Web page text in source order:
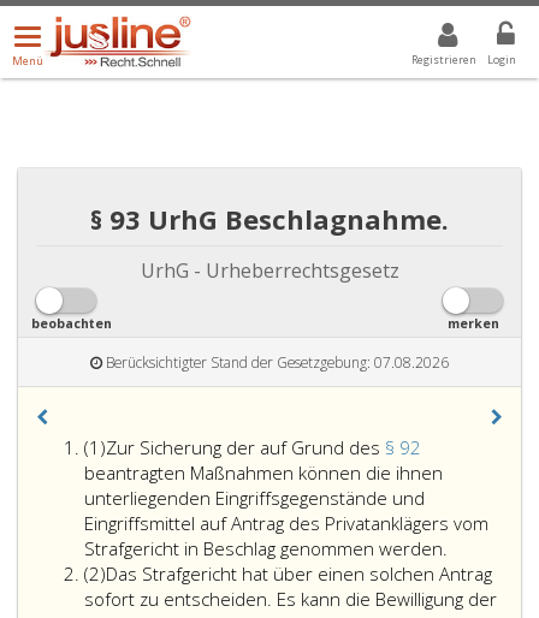
Registrieren Login
Menü
öffnen/schließen
Menü
ALLE DROPDOWN: GEWÄHLTER WERT IST ALLE
§ 93 UrhG Beschlagnahme.
UrhG - Urheberrechtsgesetz
beobachten merken
Berücksichtigter Stand der Gesetzgebung: 07.08.2026
(1)Absatz
eins
Zur Sicherung der auf Grund des § 92
beantragten Maßnahmen können die ihnen
unterliegenden Eingriffsgegenstände und
Eingriffsmittel auf Antrag des Privatanklägers vom
Strafgericht in Beschlag genommen werden.
Sicherung
der
(2)Absatz
2
Das Strafgericht hat über einen solchen Antrag
sofort zu entscheiden. Es kann die Bewilligung der